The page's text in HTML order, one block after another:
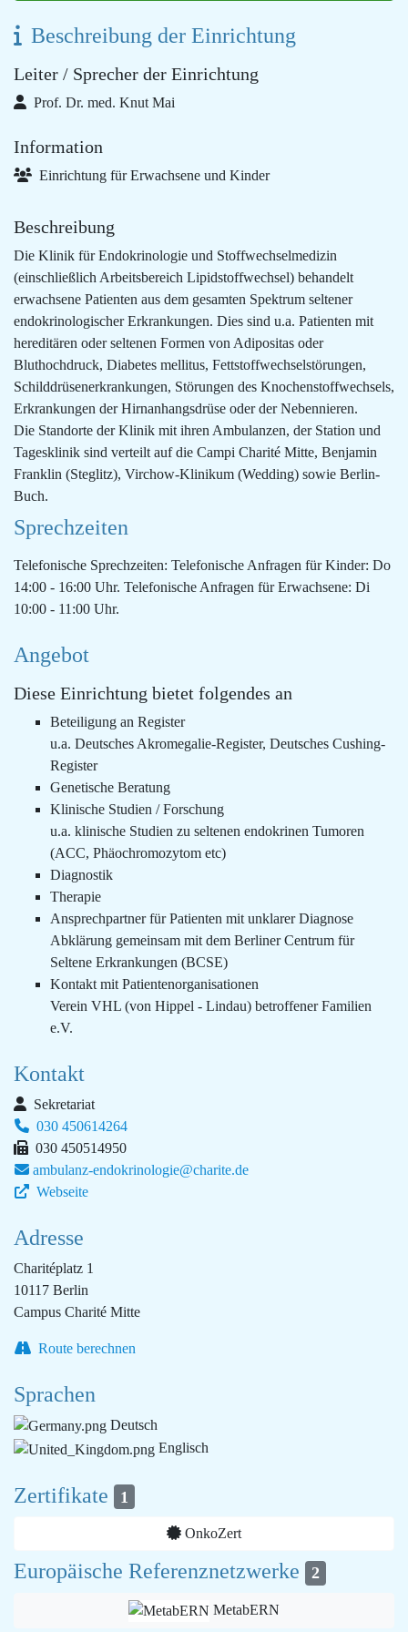
Beschreibung der Einrichtung
Leiter / Sprecher der Einrichtung
Prof. Dr. med. Knut Mai
Information
Einrichtung für Erwachsene und Kinder
Beschreibung
Die Klinik für Endokrinologie und Stoffwechselmedizin
(einschließlich Arbeitsbereich Lipidstoffwechsel) behandelt
erwachsene Patienten aus dem gesamten Spektrum seltener
endokrinologischer Erkrankungen. Dies sind u.a. Patienten mit
hereditären oder seltenen Formen von Adipositas oder
Bluthochdruck, Diabetes mellitus, Fettstoffwechselstörungen,
Schilddrüsenerkrankungen, Störungen des Knochenstoffwechsels,
Erkrankungen der Hirnanhangsdrüse oder der Nebennieren.
Die Standorte der Klinik mit ihren Ambulanzen, der Station und
Tagesklinik sind verteilt auf die Campi Charité Mitte, Benjamin
Franklin (Steglitz), Virchow-Klinikum (Wedding) sowie Berlin-
Buch.
Sprechzeiten
Telefonische Sprechzeiten: Telefonische Anfragen für Kinder: Do
14:00 - 16:00 Uhr. Telefonische Anfragen für Erwachsene: Di
10:00 - 11:00 Uhr.
Angebot
Diese Einrichtung bietet folgendes an
Beteiligung an Register
u.a. Deutsches Akromegalie-Register, Deutsches Cushing-
Register
Genetische Beratung
Klinische Studien / Forschung
u.a. klinische Studien zu seltenen endokrinen Tumoren
(ACC, Phäochromozytom etc)
Diagnostik
Therapie
Ansprechpartner für Patienten mit unklarer Diagnose
Abklärung gemeinsam mit dem Berliner Centrum für
Seltene Erkrankungen (BCSE)
Kontakt mit Patientenorganisationen
Verein VHL (von Hippel - Lindau) betroffener Familien
e.V.
Kontakt
Sekretariat
030 450614264
030 450514950
ambulanz-endokrinologie@charite.de
Webseite
Adresse
Charitéplatz 1
10117 Berlin
Campus Charité Mitte
Route berechnen
Sprachen
Deutsch
Englisch
Zertifikate 1
OnkoZert
Europäische Referenznetzwerke 2
MetabERN